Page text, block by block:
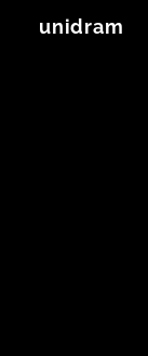
unidram